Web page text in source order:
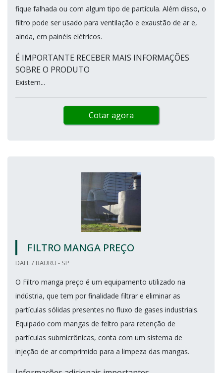
fique falhada ou com algum tipo de partícula. Além disso, o
filtro pode ser usado para ventilação e exaustão de ar e,
ainda, em painéis elétricos.
É IMPORTANTE RECEBER MAIS INFORMAÇÕES
SOBRE O PRODUTO
Existem...
Cotar agora
FILTRO MANGA PREÇO
DAFE / BAURU - SP
O Filtro manga preço é um equipamento utilizado na
indústria, que tem por finalidade filtrar e eliminar as
partículas sólidas presentes no fluxo de gases industriais.
Equipado com mangas de feltro para retenção de
partículas submicrônicas, conta com um sistema de
injeção de ar comprimido para a limpeza das mangas.